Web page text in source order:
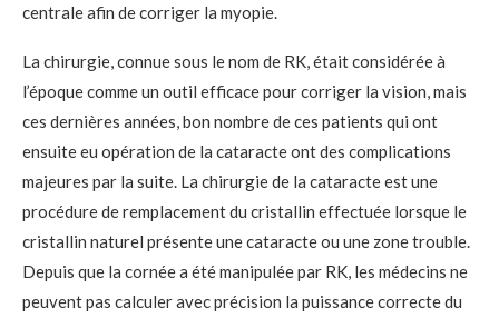
centrale afin de corriger la myopie.
La chirurgie, connue sous le nom de RK, était considérée à
l’époque comme un outil efficace pour corriger la vision, mais
ces dernières années, bon nombre de ces patients qui ont
ensuite eu opération de la cataracteont des complications
majeures par la suite. La chirurgie de la cataracte est une
procédure de remplacement du cristallin effectuée lorsque le
cristallin naturel présente une cataracte ou une zone trouble.
Depuis que la cornée a été manipulée par RK, les médecins ne
peuvent pas calculer avec précision la puissance correcte du